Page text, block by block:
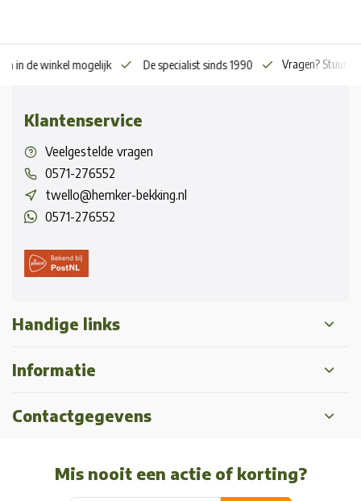
in de winkel mogelijk De specialist sinds 1990 Vragen? Stuur
Klantenservice
Veelgestelde vragen
0571-276552
twello@hemker-bekking.nl
0571-276552
Handige links
Informatie
Contactgegevens
Mis nooit een actie of korting?